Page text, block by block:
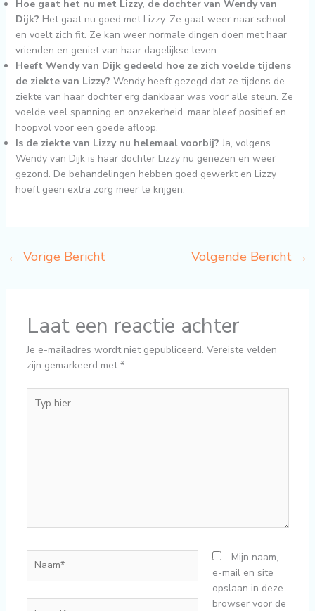
Hoe gaat het nu met Lizzy, de dochter van Wendy van
Dijk? Het gaat nu goed met Lizzy. Ze gaat weer naar school
en voelt zich fit. Ze kan weer normale dingen doen met haar
vrienden en geniet van haar dagelijkse leven.
Heeft Wendy van Dijk gedeeld hoe ze zich voelde tijdens
de ziekte van Lizzy? Wendy heeft gezegd dat ze tijdens de
ziekte van haar dochter erg dankbaar was voor alle steun. Ze
voelde veel spanning en onzekerheid, maar bleef positief en
hoopvol voor een goede afloop.
Is de ziekte van Lizzy nu helemaal voorbij? Ja, volgens
Wendy van Dijk is haar dochter Lizzy nu genezen en weer
gezond. De behandelingen hebben goed gewerkt en Lizzy
hoeft geen extra zorg meer te krijgen.
← Vorige Bericht Volgende Bericht →
Laat een reactie achter
Je e-mailadres wordt niet gepubliceerd. Vereiste velden
zijn gemarkeerd met*
hier...
Mijn naam,
e-mail en site
opslaan in deze
browser voor de